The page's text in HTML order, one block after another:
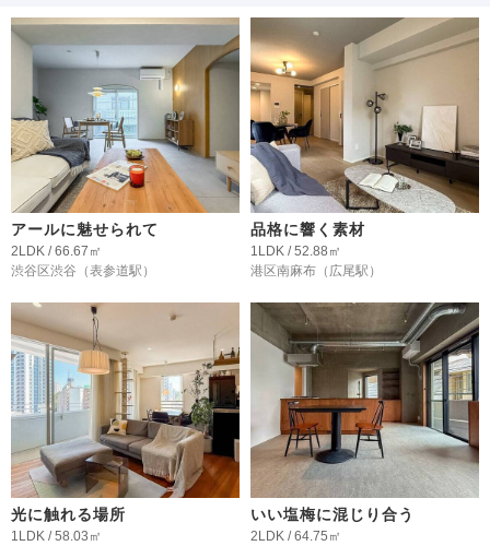
アールに魅せられて
2LDK / 66.67㎡
渋谷区渋谷 （表参道駅）
品格に響く素材
1LDK / 52.88㎡
港区南麻布 （広尾駅）
光に触れる場所
1LDK / 58.03㎡
いい塩梅に混じり合う
2LDK / 64.75㎡